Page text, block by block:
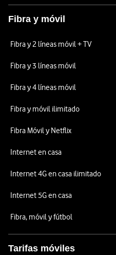
Fibra y móvil
Fibra y 2 líneas móvil + TV
Fibra y 3 líneas móvil
Fibra y 4 líneas móvil
Fibra y móvil ilimitado
Fibra Móvil y Netflix
Internet en casa
Internet 4G en casa ilimitado
Internet 5G en casa
Fibra, móvil y fútbol
Tarifas móviles